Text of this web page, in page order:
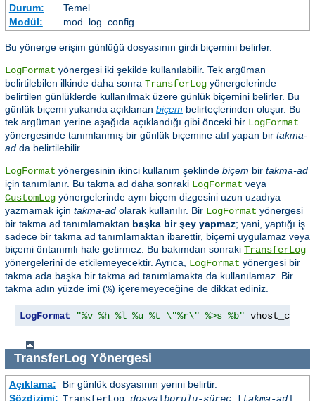
Durum:
Temel
Modül:
mod_log_config
Bu yönerge erişim günlüğü dosyasının girdi biçemini belirler.
LogFormat yönergesi iki şekilde kullanılabilir. Tek argüman
belirtilebilen ilkinde daha sonra TransferLog yönergelerinde
belirtilen günlüklerde kullanılmak üzere günlük biçemini belirler. Bu
günlük biçemi yukarıda açıklanan biçem belirteçlerinden oluşur. Bu
tek argüman yerine aşağıda açıklandığı gibi önceki bir LogFormat
yönergesinde tanımlanmış bir günlük biçemine atıf yapan bir takma-
ad da belirtilebilir.
LogFormat yönergesinin ikinci kullanım şeklinde biçem bir takma-ad
için tanımlanır. Bu takma ad daha sonraki LogFormat veya
CustomLog yönergelerinde aynı biçem dizgesini uzun uzadıya
yazmamak için takma-ad olarak kullanılır. Bir LogFormat yönergesi
bir takma ad tanımlamaktan başka bir şey yapmaz; yani, yaptığı iş
sadece bir takma ad tanımlamaktan ibarettir, biçemi uygulamaz veya
biçemi öntanımlı hale getirmez. Bu bakımdan sonraki TransferLog
yönergelerini de etkilemeyecektir. Ayrıca, LogFormat yönergesi bir
takma ada başka bir takma ad tanımlamakta da kullanılamaz. Bir
takma adın yüzde imi (%) içeremeyeceğine de dikkat ediniz.
LogFormat "%v %h %l %u %t \"%r\" %>s %b"
TransferLog Yönergesi
Açıklama:
Bir günlük dosyasının yerini belirtir.
Sözdizimi: